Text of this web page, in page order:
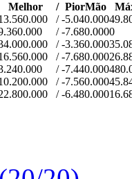
Melhor / PiorMão
/-5.040.000
/-7.680.0000
/-3.360.000
/-7.680.000
/-7.440.000
/-7.560.000
/-6.480.000